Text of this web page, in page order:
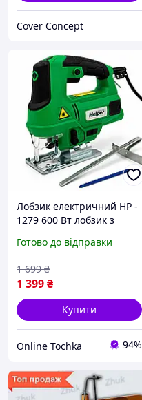
Cover Concept
Лобзик електричний HP -
1279 600 Вт лобзик з
електролобзик для
Готово до відправки
1 399₴
1 699 ₴
Купити
Online Tochka 94%